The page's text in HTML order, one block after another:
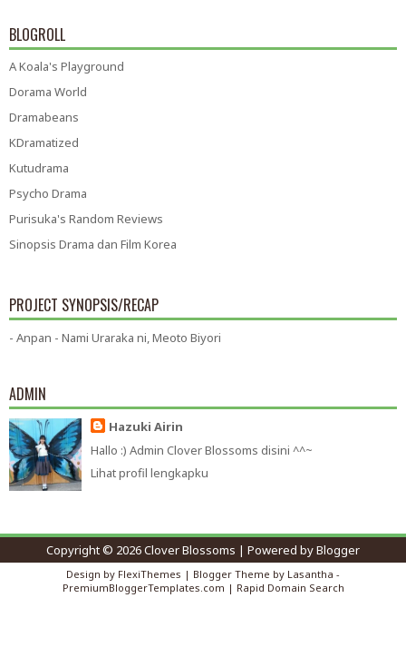
BLOGROLL
A Koala's Playground
Dorama World
Dramabeans
KDramatized
Kutudrama
Psycho Drama
Purisuka's Random Reviews
Sinopsis Drama dan Film Korea
PROJECT SYNOPSIS/RECAP
- Anpan - Nami Uraraka ni, Meoto Biyori
ADMIN
Hazuki Airin
Hallo :) Admin Clover Blossoms disini ^^~
Lihat profil lengkapku
Copyright © 2026Clover Blossoms | Powered byBlogger
Design by FlexiThemes | Blogger Theme by Lasantha -
PremiumBloggerTemplates.com | Rapid Domain Search